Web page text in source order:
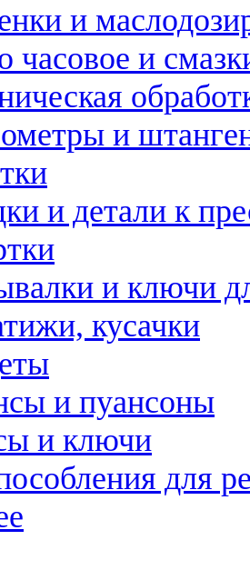
и
часовое и
и
и детали к
и ключи
кусачки
и пуансоны
и ключи
для